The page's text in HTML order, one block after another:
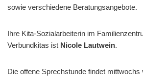
sowie verschiedene Beratungsangebote.
Ihre Kita-Sozialarbeiterin im
Verbundkitas ist Nicole Lautwein.
Die offene Sprechstunde findet mittwochs